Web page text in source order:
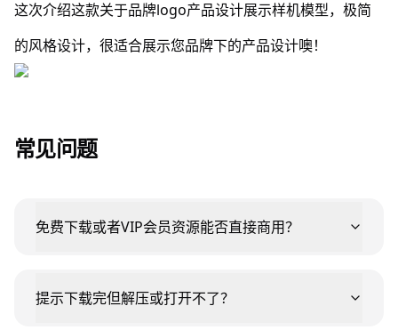
这次介绍这款关于品牌logo产品设计展示样机模型，极简
的风格设计，很适合展示您品牌下的产品设计噢！
常见问题
免费下载或者VIP会员资源能否直接商用？
提示下载完但解压或打开不了？